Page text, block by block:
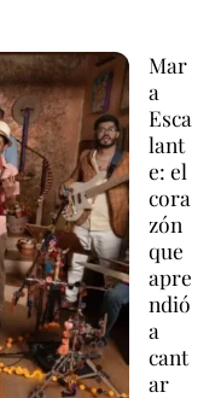
Mar
a
Esca
lant
e: el
cora
zón
que
apre
ndió
a
cant
ar